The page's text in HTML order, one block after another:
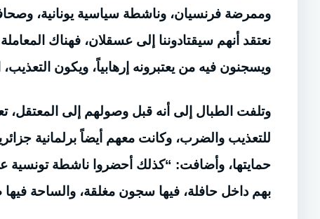
وممرضة فرنسيان، وناشطة سياسية يونانية،
نعتقد أنهم سيقتادوننا إلى عسقلان، فهناك
ويسجنون فيه من يعتبرونه إرهابياً، ويكون
وتلفت الطبال إلى أنه قبل وصولهم إلى المعتقل،
حمايتها، وأضافت: “كذلك أحضروا ناشطة تونسية
بهم داخل حافلة، فيها سجون مغلقة، والساحة